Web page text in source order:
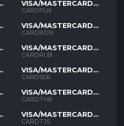
VISA/MASTERCARD
PLN
CARDPLN
VISA/MASTERCARD
RON
CARDRON
VISA/MASTERCARD
RUB
CARDRUB
VISA/MASTERCARD
SEK
CARDSEK
VISA/MASTERCARD
THB
CARDTHB
VISA/MASTERCARD
TJS
CARDTJS